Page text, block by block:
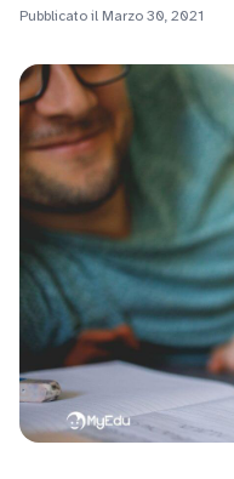
Pubblicato il Marzo 30, 2021